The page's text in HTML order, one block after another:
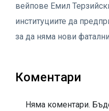
вейпове Емил
институциите да
за да няма нови
Коментари
Няма коментари.